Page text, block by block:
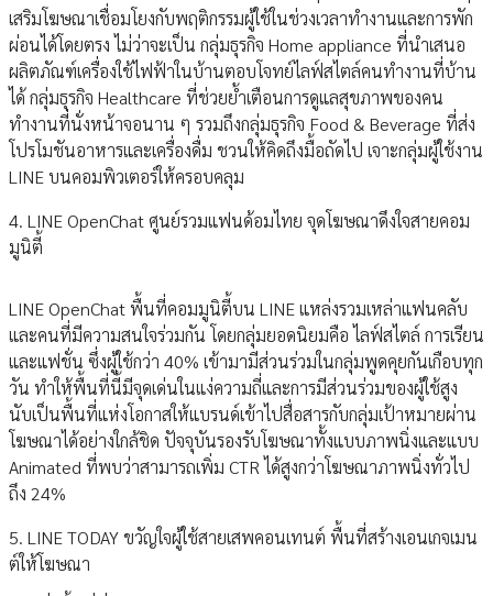
เสริมโฆษณาเชื่อมโยงกับพฤติกรรมผู้ใช้ในช่วงเวลาทำงานและการพัก
ผ่อนได้โดยตรง ไม่ว่าจะเป็น กลุ่มธุรกิจ Home appliance ที่นำเสนอ
ผลิตภัณฑ์เครื่องใช้ไฟฟ้าในบ้านตอบโจทย์ไลฟ์สไตล์คนทำงานที่บ้าน
ได้ กลุ่มธุรกิจ Healthcare ที่ช่วยย้ำเตือนการดูแลสุขภาพของคน
ทำงานที่นั่งหน้าจอนาน ๆ รวมถึงกลุ่มธุรกิจ Food & Beverage ที่ส่ง
โปรโมชันอาหารและเครื่องดื่ม ชวนให้คิดถึงมื้อถัดไป เจาะกลุ่มผู้ใช้งาน
LINE บนคอมพิวเตอร์ให้ครอบคลุม
4. LINE OpenChat ศูนย์รวมแฟนด้อมไทย จุดโฆษณาดึงใจสายคอม
มูนิตี้
LINE OpenChat พื้นที่คอมมูนิตี้บน LINE แหล่งรวมเหล่าแฟนคลับ
และคนที่มีความสนใจร่วมกัน โดยกลุ่มยอดนิยมคือ ไลฟ์สไตล์ การเรียน
และแฟชั่น ซึ่งผู้ใช้กว่า 40% เข้ามามีส่วนร่วมในกลุ่มพูดคุยกันเกือบทุก
วัน ทำให้พื้นที่นี้มีจุดเด่นในแง่ความถี่และการมีส่วนร่วมของผู้ใช้สูง
นับเป็นพื้นที่แห่งโอกาสให้แบรนด์เข้าไปสื่อสารกับกลุ่มเป้าหมายผ่าน
โฆษณาได้อย่างใกล้ชิด ปัจจุบันรองรับโฆษณาทั้งแบบภาพนิ่งและแบบ
Animated ที่พบว่าสามารถเพิ่ม CTR ได้สูงกว่าโฆษณาภาพนิ่งทั่วไป
ถึง 24%
5. LINE TODAY ขวัญใจผู้ใช้สายเสพคอนเทนต์ พื้นที่สร้างเอนเกจเมน
ต์ให้โฆษณา